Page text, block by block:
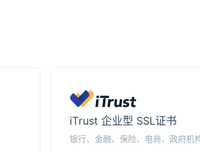
iTrust 企业型 SSL证书
银行、金融、保险、电商、政府机